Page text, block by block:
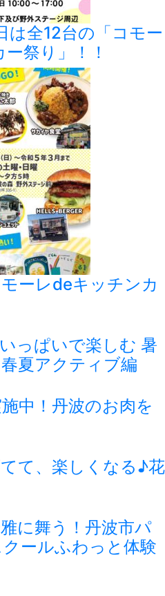
は全12台の「コモー
祭り」！！
ーレdeキッチンカ
っぱいで楽しむ 暑
夏アクティブ編
中！丹波のお肉を
て、楽しくなる♪花
に舞う！丹波市パ
ールふわっと体験